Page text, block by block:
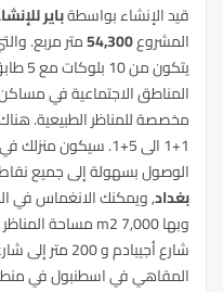
قيد الإنشاء بواسطةباير
المشروع54,300
مخصصة للمناظر الطبيعية.
1+1 الى 5+1.
سيكون منزلك
الوصول بسهولة إلى جميع
بغداد
شارع
المقاهي في اسطنبول في